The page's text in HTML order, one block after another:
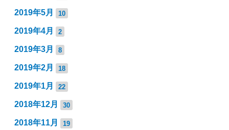
2019年5月 10
2019年4月 2
2019年3月 8
2019年2月 18
2019年1月 22
2018年12月 30
2018年11月 19